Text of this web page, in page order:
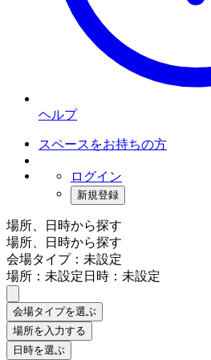
ヘルプ
スペースをお持ちの方
ログイン
新規登録
場所、日時から探す
場所、日時から探す
会場タイプ：未設定
場所：未設定日時：未設定
会場タイプを選ぶ
場所を入力する
日時を選ぶ